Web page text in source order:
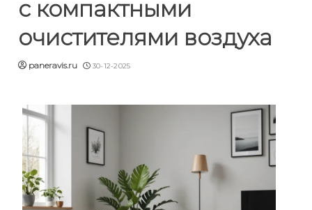
с компактными
очистителями воздуха
paneravis.ru 30-12-2025